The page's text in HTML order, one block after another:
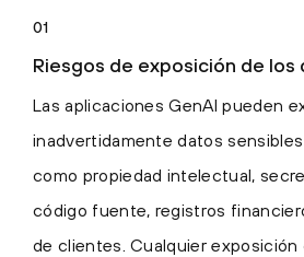
01
Riesgos de exposición de los
Las aplicaciones GenAI pueden
inadvertidamente datos
como propiedad intelectual,
código fuente, registros
de clientes. Cualquier